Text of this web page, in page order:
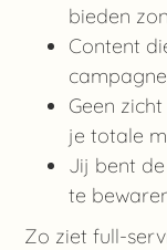
bieden
Content
Geen
je totale
Jij bent
te
Zo ziet full-